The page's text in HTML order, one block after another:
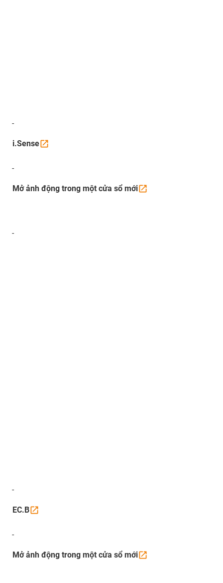
-
i.Sense
-
Mở ảnh động trong một cửa sổ mới
-
-
EC.B
-
Mở ảnh động trong một cửa sổ mới